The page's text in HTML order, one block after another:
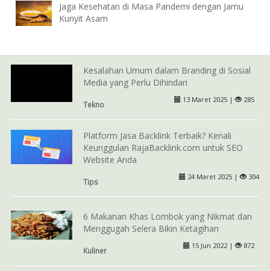
Jaga Kesehatan di Masa Pandemi dengan Jamu
Kunyit Asam
Kesalahan Umum dalam Branding di Sosial
Media yang Perlu Dihindari
Tekno
13 Maret 2025 | 285
Platform Jasa Backlink Terbaik? Kenali
Keunggulan RajaBacklink.com untuk SEO
Website Anda
Tips
24 Maret 2025 | 304
6 Makanan Khas Lombok yang Nikmat dan
Menggugah Selera Bikin Ketagihan
Kuliner
15 Jun 2022 | 872